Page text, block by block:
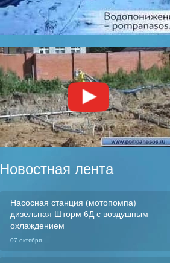
Новостная лента
Насосная станция (мотопомпа)
дизельная Шторм 6Д с воздушным
охлаждением
07 октября